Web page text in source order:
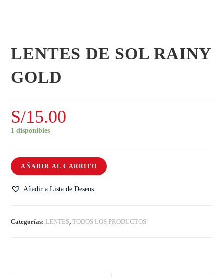
LENTES DE SOL RAINY
GOLD
S/15.00
1 disponibles
AÑADIR AL CARRITO
Añadir a Lista de Deseos
Categorías: LENTES,TODOS LOS PRODUCTOS